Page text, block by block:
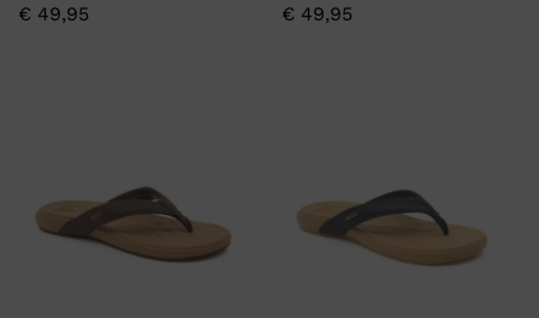
€ 49,95 € 49,95